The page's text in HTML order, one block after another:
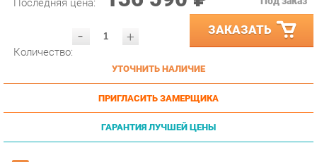
- ЗАКАЗАТЬ
УТОЧНИТЬ НАЛИЧИЕ
ПРИГЛАСИТЬ ЗАМЕРЩИКА
ГАРАНТИЯ ЛУЧШЕЙ ЦЕНЫ
Доставкапог. Екатеринбурги до ТК -бесплатна.